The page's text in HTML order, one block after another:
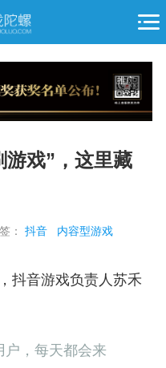
推广
游戏”，这里藏
：抖音 内容型游戏
抖音游戏负责人苏禾
户，每天都会来